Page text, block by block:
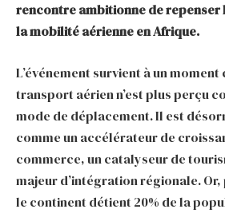
rencontre ambitionne de repenser
la mobilité aérienne en Afrique.
L’événement survient à un
transport aérien n’est plus perçu
mode de déplacement. Il est
comme un accélérateur de
commerce, un catalyseur de
majeur d’intégration régionale.
le continent détient 20% de la